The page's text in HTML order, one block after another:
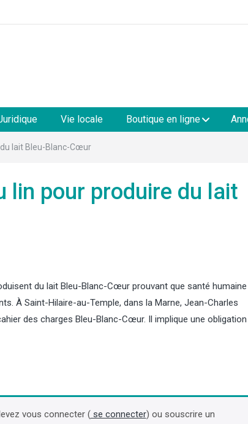
Vie locale Boutique en ligne
lait Bleu-Blanc-Cœur
lin pour produire du lait
du lait Bleu-Blanc-Cœur prouvant que santé
À Saint-Hilaire-au-Temple, dans la Marne, Jean-Charles
des charges Bleu-Blanc-Cœur. Il implique une obligation
vous connecter (se connecter) ou souscrire un
Le nouveau virus récemment